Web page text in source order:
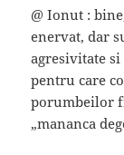
@ Ionut :
enervat, dar
agresivitate
pentru care
porumbeilor
„mananca